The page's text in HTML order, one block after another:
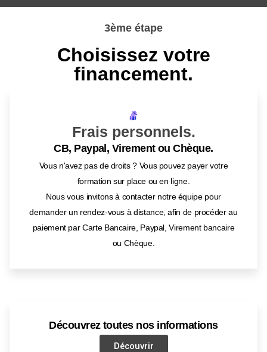
3ème étape
Choisissez votre
financement.
Frais personnels.
CB, Paypal, Virement ou Chèque.
Vous n'avez pas de droits ? Vous pouvez payer votre
formation sur place ou en ligne.
Nous vous invitons à contacter notre équipe pour
demander un rendez-vous à distance, afin de procéder au
paiement par Carte Bancaire, Paypal, Virement bancaire
ou Chèque.
Découvrez toutes nos informations
Découvrir